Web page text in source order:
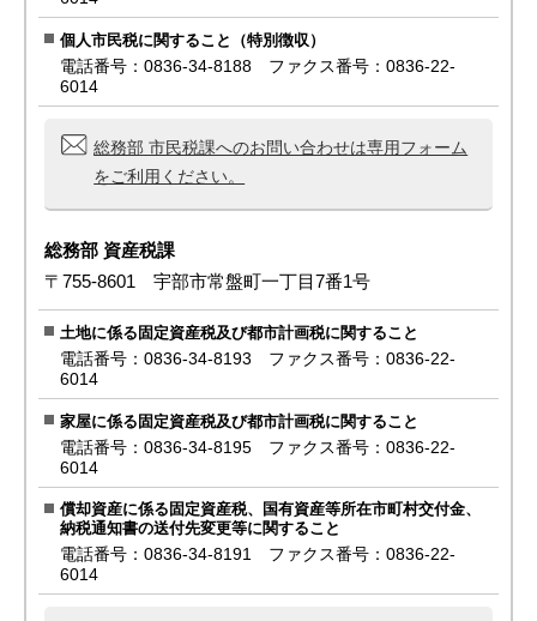
個人市民税に関すること（特別徴収）
電話番号：0836-34-8188 ファクス番号：0836-22-
6014
総務部 市民税課へのお問い合わせは専用フォーム
をご利用ください。
総務部 資産税課
〒755-8601 宇部市常盤町一丁目7番1号
土地に係る固定資産税及び都市計画税に関すること
電話番号：0836-34-8193 ファクス番号：0836-22-
6014
家屋に係る固定資産税及び都市計画税に関すること
電話番号：0836-34-8195 ファクス番号：0836-22-
6014
償却資産に係る固定資産税、国有資産等所在市町村交付金、
納税通知書の送付先変更等に関すること
電話番号：0836-34-8191 ファクス番号：0836-22-
6014